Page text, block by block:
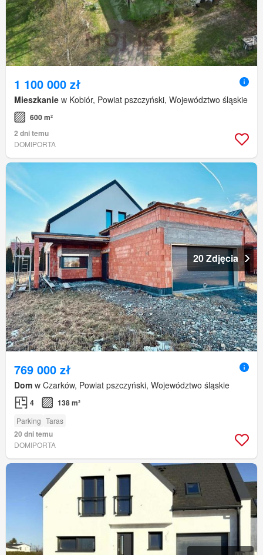
1 100 000 zł
Mieszkanie w Kobiór, Powiat pszczyński, Województwo śląskie
600 m²
2 dni temu
DOMIPORTA
20 Zdjęcia
769 000 zł
Dom w Czarków, Powiat pszczyński, Województwo śląskie
4 138 m²
Parking Taras
20 dni temu
DOMIPORTA